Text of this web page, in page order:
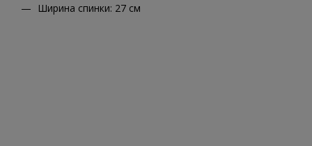
Ширина спинки: 27 см